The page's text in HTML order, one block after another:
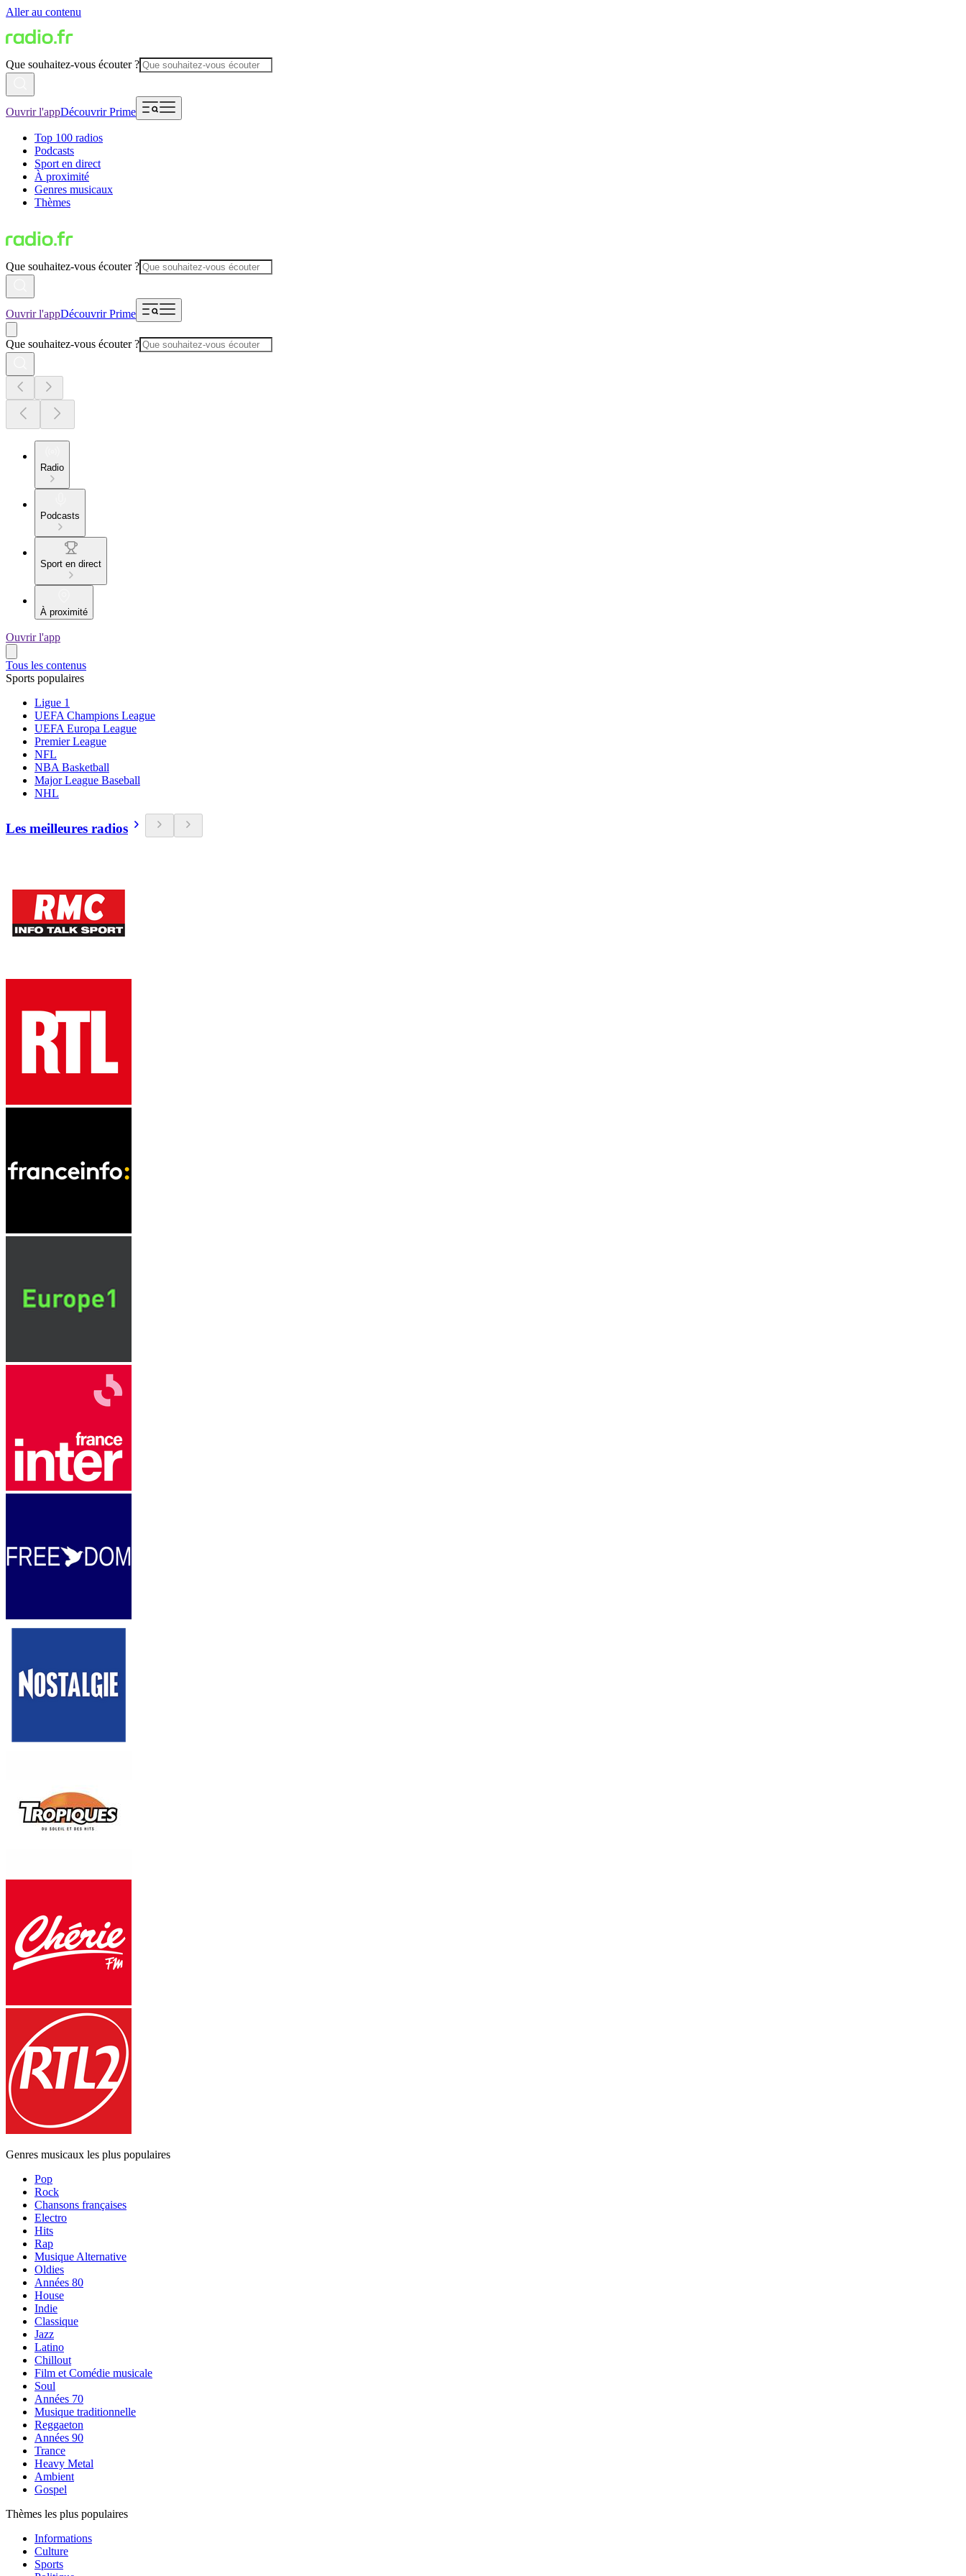
Aller au contenu
Que souhaitez-vous écouter ?
Ouvrir l'appDécouvrir Prime
Top 100 radios
Podcasts
Sport en direct
À proximité
Genres musicaux
Thèmes
Que souhaitez-vous écouter ?
Ouvrir l'appDécouvrir Prime
Que souhaitez-vous écouter ?
Radio
Podcasts
Sport en direct
À proximité
Ouvrir l'app
Tous les contenus
Sports populaires
Ligue 1
UEFA Champions League
UEFA Europa League
Premier League
NFL
NBA Basketball
Major League Baseball
NHL
Les meilleures radios
Genres musicaux les plus populaires
Pop
Rock
Chansons françaises
Electro
Hits
Rap
Musique Alternative
Oldies
Années 80
House
Indie
Classique
Jazz
Latino
Chillout
Film et Comédie musicale
Soul
Années 70
Musique traditionnelle
Reggaeton
Années 90
Trance
Heavy Metal
Ambient
Gospel
Thèmes les plus populaires
Informations
Culture
Sports